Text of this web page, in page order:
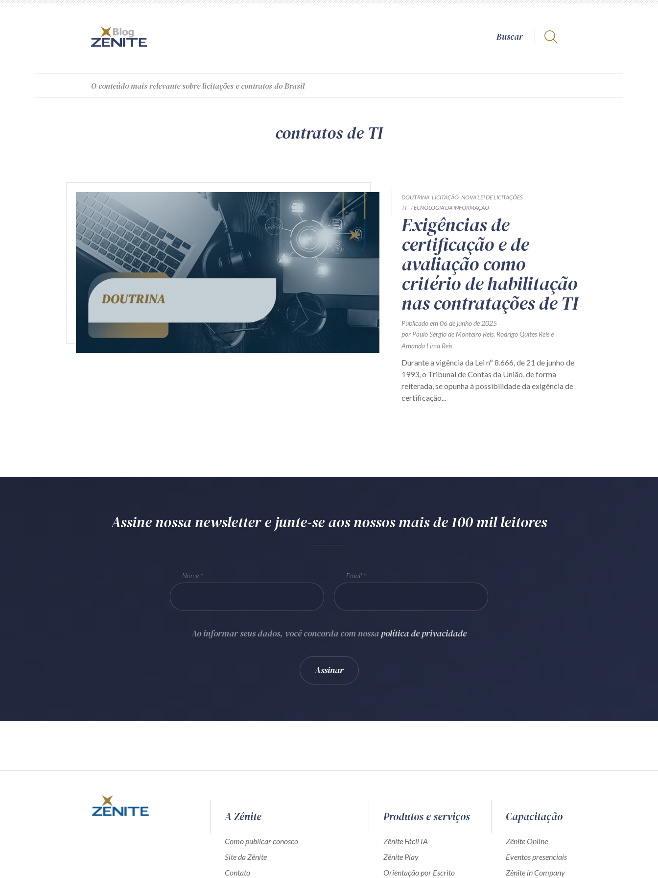
O conteúdomais relevante sobre licitações e contratos do Brasil
contratos de TI
DOUTRINA LICITAÇÃO NOVA LEI DE LICITAÇÕES
TI - TECNOLOGIA DA INFORMAÇÃO
Exigências de
certificação e de
avaliação como
critério de habilitação
nas contratações de TI
Publicado em 06 de junho de 2025
por Paulo Sérgio de Monteiro Reis, Rodrigo Quites Reise
Amanda Lima Reis
Durante a vigência da Lei nº 8.666, de 21 de junho de
1993, o Tribunal de Contas da União, de forma
reiterada, se opunha à possibilidade da exigência de
certificação...
Assine nossa newsletter e junte-se aos nossos mais de 100 mil leitores
Nome Email
Ao informar seus dados, você concorda com nossapolítica de privacidade
A Zênite
Como publicar conosco
Site da Zênite
Contato
Produtos e serviços
Zênite Fácil IA
Zênite Play
Orientação por Escrito
Capacitação
Zênite Online
Eventos presenciais
Zênite in Company